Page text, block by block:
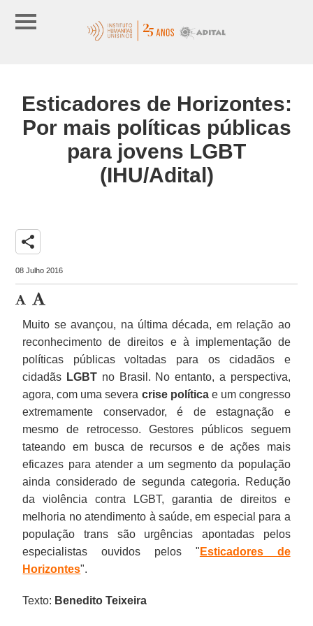
Esticadores de Horizontes:
Por mais políticas públicas
para jovens LGBT
(IHU/Adital)
share
08 Julho 2016
Muito se avançou, na última década, em relação ao
reconhecimento de direitos e à implementação de
políticas públicas voltadas para os cidadãos e
cidadãs LGBT no Brasil. No entanto, a perspectiva,
agora, com uma severa crise políticae um congresso
extremamente conservador, é de estagnação e
mesmo de retrocesso. Gestores públicos seguem
tateando em busca de recursos e de ações mais
eficazes para atender a um segmento da população
ainda considerado de segunda categoria. Redução
da violência contra LGBT, garantia de direitos e
melhoria no atendimento à saúde, em especial para a
população trans são urgências apontadas pelos
especialistas ouvidos pelos " Esticadores de
Horizontes".
Texto: Benedito Teixeira